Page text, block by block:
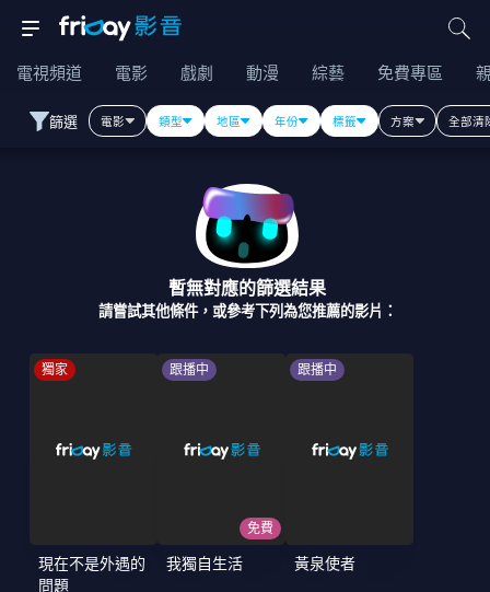
電視頻道 電影 戲劇 動漫 綜藝 免費專區
篩選 電影 類型 地區 年份 標籤 方案 全部清
暫無對應的篩選結果
請嘗試其他條件，或參考下列為您推薦的影片：
獨家
現在不是外遇的
問題
跟播中
免費
我獨自生活
跟播中
黃泉使者